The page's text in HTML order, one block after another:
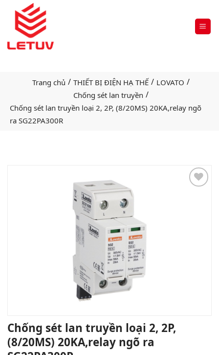
Trang chủ / THIẾT BỊ ĐIỆN HẠ THẾ / LOVATO /
Chống sét lan truyền /
Chống sét lan truyền loại 2, 2P, (8/20MS) 20KA,relay ngõ
ra SG22PA300R
Chống sét lan truyền loại 2, 2P,
(8/20MS) 20KA,relay ngõ ra